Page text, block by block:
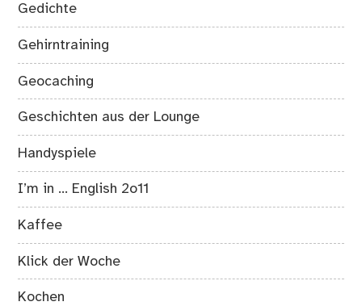
Gedichte
Gehirntraining
Geocaching
Geschichten aus der Lounge
Handyspiele
I’m in … English 2o11
Kaffee
Klick der Woche
Kochen